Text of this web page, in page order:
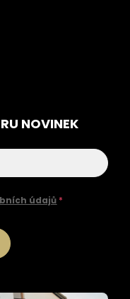
NOVINEK
údajů *